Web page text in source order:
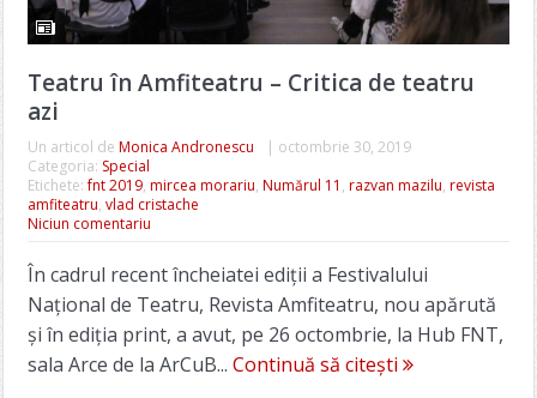
Teatru în Amfiteatru – Critica de teatru
azi
Un articol de Monica Andronescu | octombrie 30, 2019
Categoria: Special
Etichete:fnt 2019, mircea morariu, Numărul 11 , razvan mazilu, revista
amfiteatru, vlad cristache
Niciun comentariu
În cadrul recent încheiatei ediții a Festivalului
Național de Teatru, Revista Amfiteatru, nou apărută
și în ediția print, a avut, pe 26 octombrie, la Hub FNT,
sala Arce de la ArCuB... Continuă să citești